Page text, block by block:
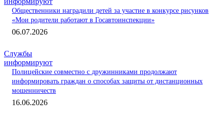
Общественники наградили детей за участие в конкурсе рисунков
«Мои родители работают в Госавтоинспекции»
06.07.2026
Службы
информируют
Полицейские совместно с дружинниками продолжают
информировать граждан о способах защиты от дистанционных
мошенничеств
16.06.2026